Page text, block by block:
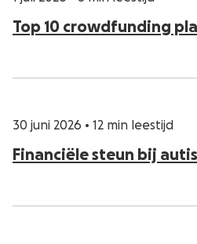
Top 10 crowdfunding
30 juni 2026 • 12 min leestijd
Financiële steun bij